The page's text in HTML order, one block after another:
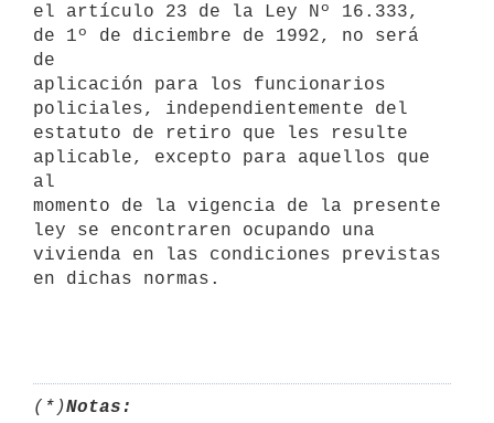
el artículo 23 de la Ley Nº 16.333,
de 1º de diciembre de 1992, no será
de
aplicación para los funcionarios
policiales, independientemente del
estatuto de retiro que les resulte
aplicable, excepto para aquellos que
al
momento de la vigencia de la presente
ley se encontraren ocupando una
vivienda en las condiciones previstas
en dichas normas.
(*)Notas: